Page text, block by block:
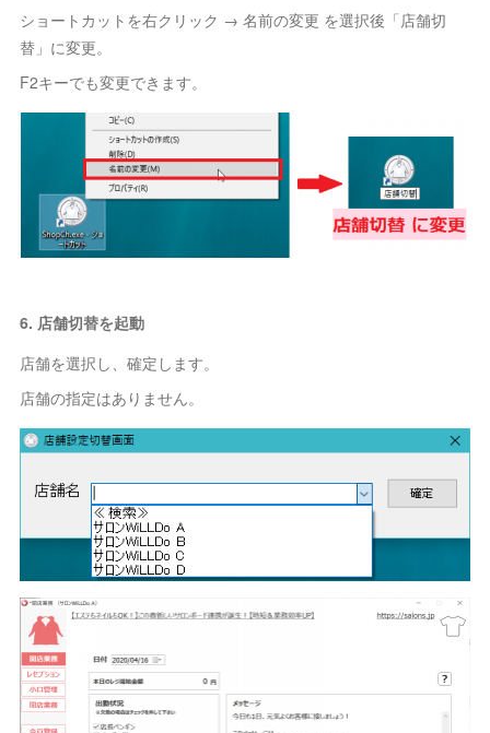
ショートカットを右クリック → 名前の変更 を選択後「店舗切
替」に変更。
F2キーでも変更できます。
6. 店舗切替を起動
店舗を選択し、確定します。
店舗の指定はありません。